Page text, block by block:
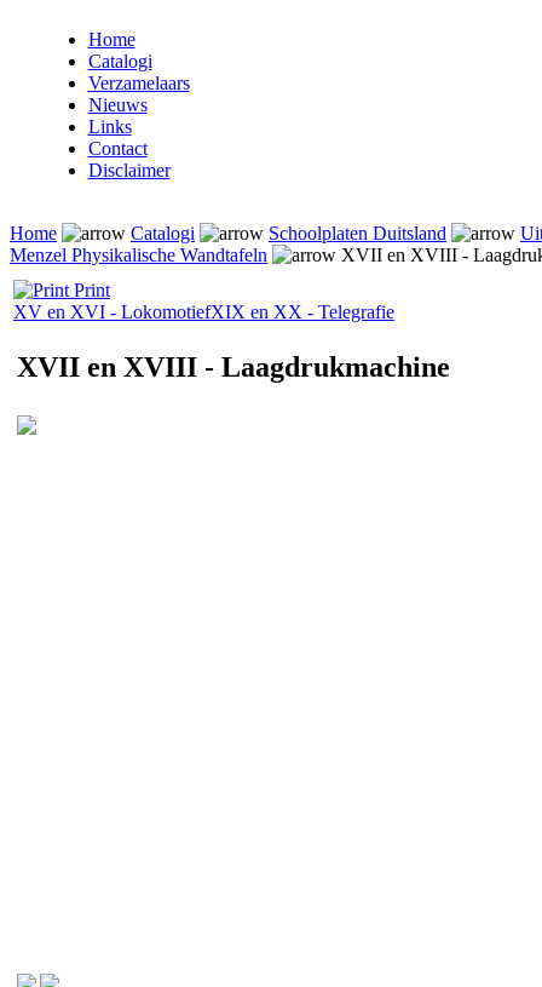
Home
Catalogi
Verzamelaars
Nieuws
Links
Contact
Disclaimer
Home Catalogi Schoolplaten Duitsland
Menzel Physikalische Wandtafeln
XVII en XVIII -
Print
XV en XVI - LokomotiefXIX en XX - Telegrafie
XVII en XVIII - Laagdrukmachine